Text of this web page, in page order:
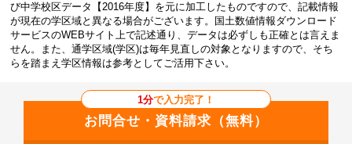
び中学校区データ【2016年度】を元に加工したものですので、記載情報
が現在の学区域と異なる場合がございます。国土数値情報ダウンロード
サービスのWEBサイト上で記述通り、データは必ずしも正確とは言えま
せん。また、通学区域(学区)は毎年見直しの対象となりますので、そち
らを踏まえ学区情報は参考としてご活用下さい。
1分で入力完了！